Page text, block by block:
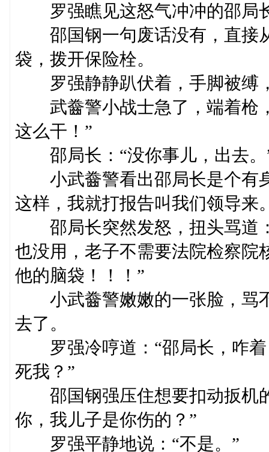
罗强瞧见这怒气冲冲的邵局
邵国钢一句废话没有，直接
袋，拨开保险栓。
罗强静静趴伏着，手脚被缚
武齤警小战士急了，端着枪
这么干！”
邵局长：“没你事儿，出去。
小武齤警看出邵局长是个有
这样，我就打报告叫我们领导来
邵局长突然发怒，扭头骂道
也没用，老子不需要法院检察院
他的脑袋！！！”
小武齤警嫩嫩的一张脸，骂
去了。
罗强冷哼道：“邵局长，咋着
死我？”
邵国钢强压住想要扣动扳机
你，我儿子是你伤的？”
罗强平静地说：“不是。”